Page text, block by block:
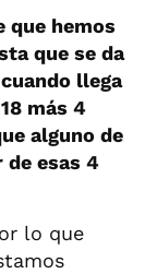
que hemos
que se da
llega
más 4
alguno de
de esas 4
lo que